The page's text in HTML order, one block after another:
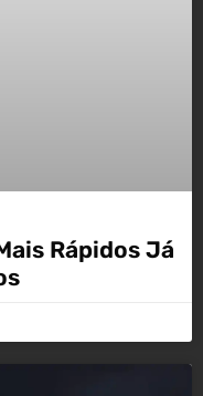
Rápidos Já